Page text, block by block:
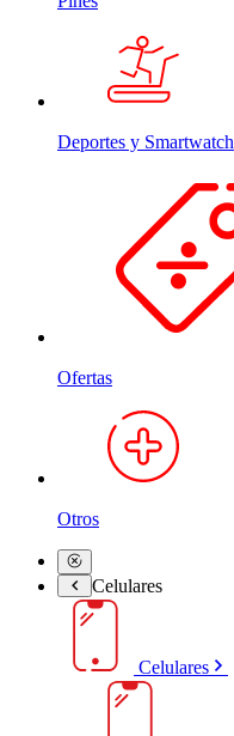
Deportes y Smartwatch
Ofertas
Otros
Celulares
Celulares